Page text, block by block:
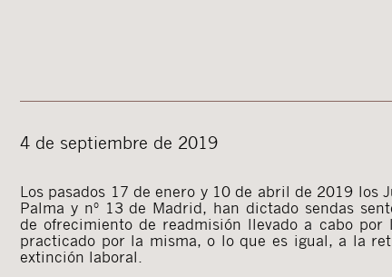
4 de septiembre de 2019
Los pasados 17 de enero y 10 de abril de 2019 los
Palma y nº 13 de Madrid, han dictado sendas
de ofrecimiento de readmisión llevado a cabo por
practicado por la misma, o lo que es igual, a la
extinción laboral.